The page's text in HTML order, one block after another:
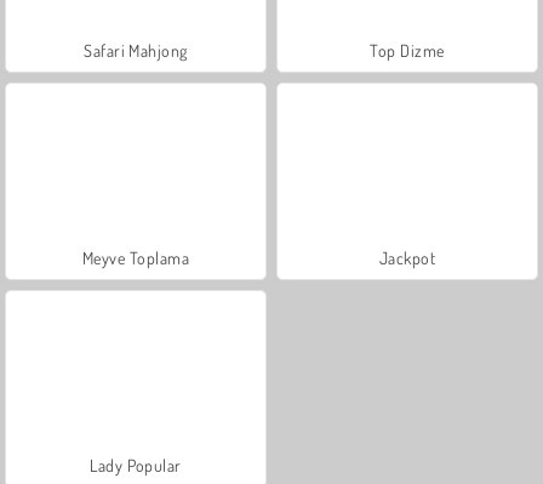
Safari Mahjong Top Dizme
Meyve Toplama Jackpot
Lady Popular